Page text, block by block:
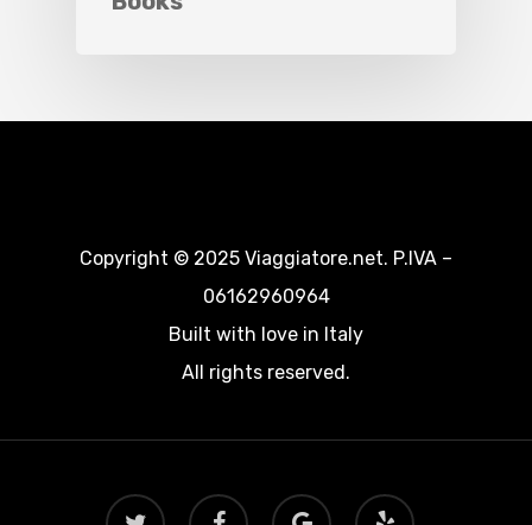
Copyright © 2025 Viaggiatore.net. P.IVA –
06162960964
Built with love in Italy
All rights reserved.
twitter facebook
google-
yelp